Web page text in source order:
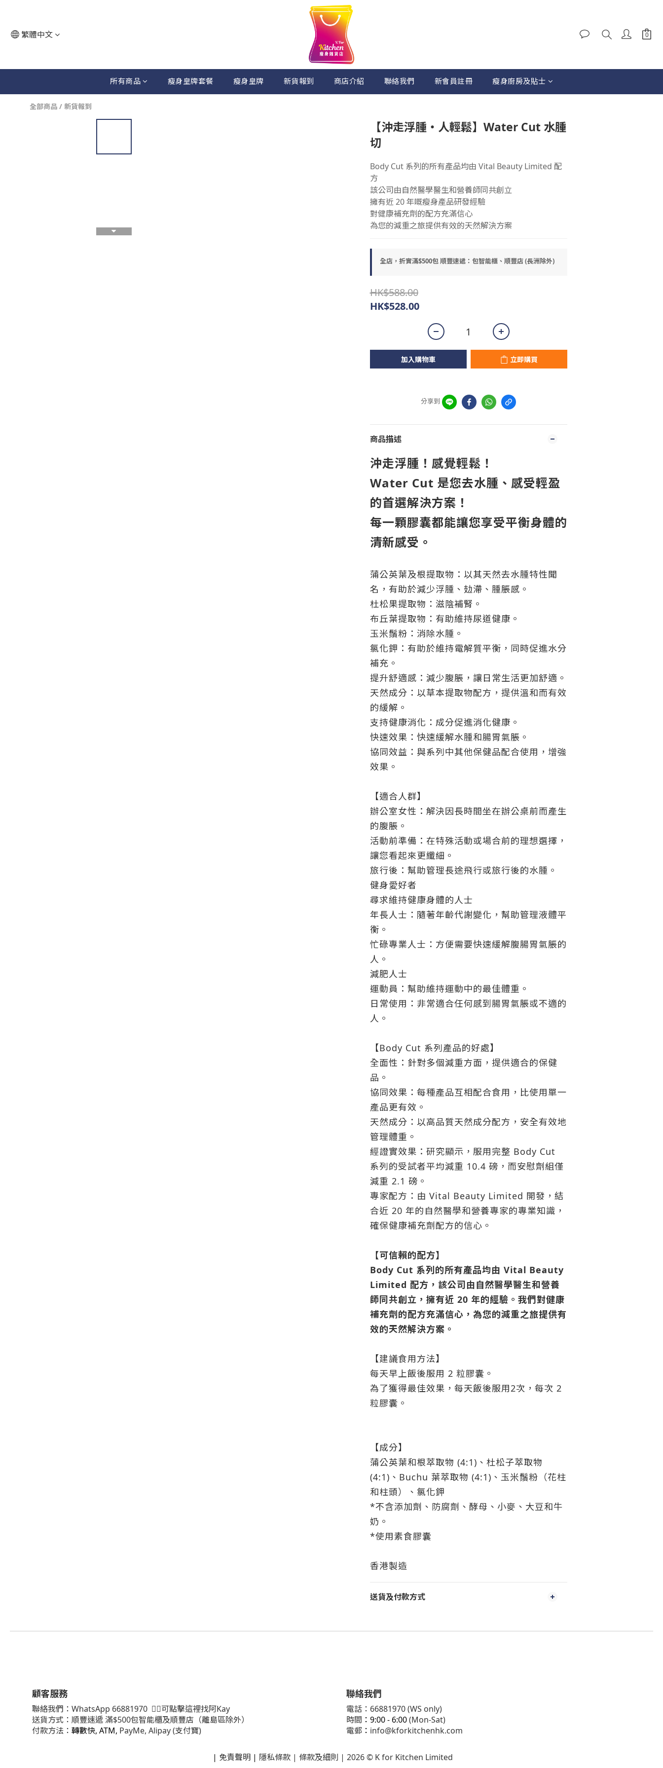
繁體中文
所有商品 瘦身皇牌套餐 瘦身皇牌 新貨報到 商店介紹 聯絡我們 新會員註冊 瘦身廚房及貼士
全部商品 / 新貨報到
【沖走浮腫・人輕鬆】Water Cut 水腫
切
Body Cut 系列的所有產品均由 Vital Beauty Limited 配
方
該公司由自然醫學醫生和營養師同共創立
擁有近 20 年嘅瘦身產品研發經驗
對健康補充劑的配方充滿信心
為您的減重之旅提供有效的天然解決方案
全店，折實滿$500包 順豐速遞：包智能櫃、順豐店 (長洲除外)
HK$588.00
HK$528.00
加入購物車 立即購買
分享到
商品描述
沖走浮腫！感覺輕鬆！
Water Cut 是您去水腫、感受輕盈
的首選解決方案！
每一顆膠囊都能讓您享受平衡身體的
清新感受。
蒲公英葉及根提取物：以其天然去水腫特性聞
名，有助於減少浮腫、攰滯、腫脹感。
杜松果提取物：滋陰補腎。
布丘葉提取物：有助維持尿道健康。
玉米鬚粉：消除水腫。
氯化鉀：有助於維持電解質平衡，同時促進水分
補充。
提升舒適感：減少腹脹，讓日常生活更加舒適。
天然成分：以草本提取物配方，提供溫和而有效
的緩解。
支持健康消化：成分促進消化健康。
快速效果：快速緩解水腫和腸胃氣脹。
協同效益：與系列中其他保健品配合使用，增強
效果。
【適合人群】
辦公室女性：解決因長時間坐在辦公桌前而產生
的腹脹。
活動前準備：在特殊活動或場合前的理想選擇，
讓您看起來更纖細。
旅行後：幫助管理長途飛行或旅行後的水腫。
健身愛好者
尋求維持健康身體的人士
年長人士：隨著年齡代謝變化，幫助管理液體平
衡。
忙碌專業人士：方便需要快速緩解腹腸胃氣脹的
人。
減肥人士
運動員：幫助維持運動中的最佳體重。
日常使用：非常適合任何感到腸胃氣脹或不適的
人。
【Body Cut 系列產品的好處】
全面性：針對多個減重方面，提供適合的保健
品。
協同效果：每種產品互相配合食用，比使用單一
產品更有效。
天然成分：以高品質天然成分配方，安全有效地
管理體重。
經證實效果：研究顯示，服用完整 Body Cut
系列的受試者平均減重 10.4 磅，而安慰劑組僅
減重 2.1 磅。
專家配方：由 Vital Beauty Limited 開發，結
合近 20 年的自然醫學和營養專家的專業知識，
確保健康補充劑配方的信心。
【可信賴的配方】
Body Cut 系列的所有產品均由 Vital Beauty
Limited 配方，該公司由自然醫學醫生和營養
師同共創立，擁有近 20 年的經驗。我們對健康
補充劑的配方充滿信心，為您的減重之旅提供有
效的天然解決方案。
【建議食用方法】
每天早上飯後服用 2 粒膠囊。
為了獲得最佳效果，每天飯後服用2次，每次 2
粒膠囊。
【成分】
蒲公英葉和根萃取物 (4:1)、杜松子萃取物
(4:1)、Buchu 葉萃取物 (4:1)、玉米鬚粉（花柱
和柱頭）、氯化鉀
*不含添加劑、防腐劑、酵母、小麥、大豆和牛
奶。
*使用素食膠囊
香港製造
送貨及付款方式
顧客服務
聯絡我們： WhatsApp 66881970 👈🏻可點擊這裡找阿Kay
送貨方式：順豐速遞 滿$500包智能櫃及順豐店（離島區除外）
付款方法： 轉數快, ATM, PayMe, Alipay (支付寶)
聯絡我們
電話：66881970 (WS only)
時間 ：9:00 - 6:00(Mon-Sat)
電郵 ： info@kforkitchenhk.com
| 免責聲明| 隱私條款| 條款及細則 | 2026 © K for Kitchen Limited